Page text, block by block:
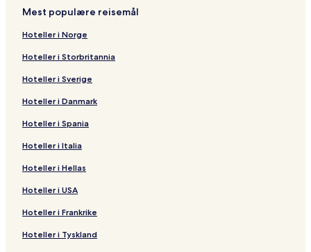
Mest populære reisemål
Hoteller i Norge
Hoteller i Storbritannia
Hoteller i Sverige
Hoteller i Danmark
Hoteller i Spania
Hoteller i Italia
Hoteller i Hellas
Hoteller i USA
Hoteller i Frankrike
Hoteller i Tyskland